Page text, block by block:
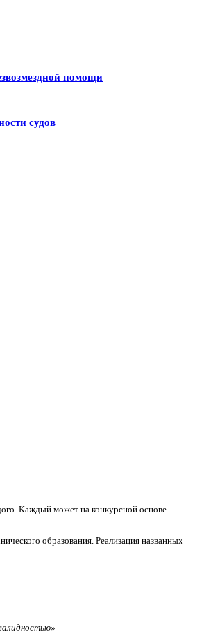
помощи
судов
Каждый может на конкурсной основе
образования. Реализация названных